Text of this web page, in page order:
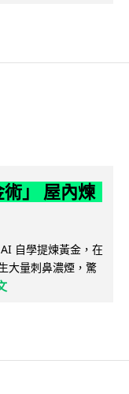
」 屋內煉
自學提煉黃金，在
大量刺鼻濃煙，驚